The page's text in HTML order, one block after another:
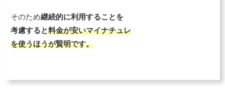
そのため継続的に利用することを
考慮すると料金が安いマイナチュレ
を使うほうが賢明です。